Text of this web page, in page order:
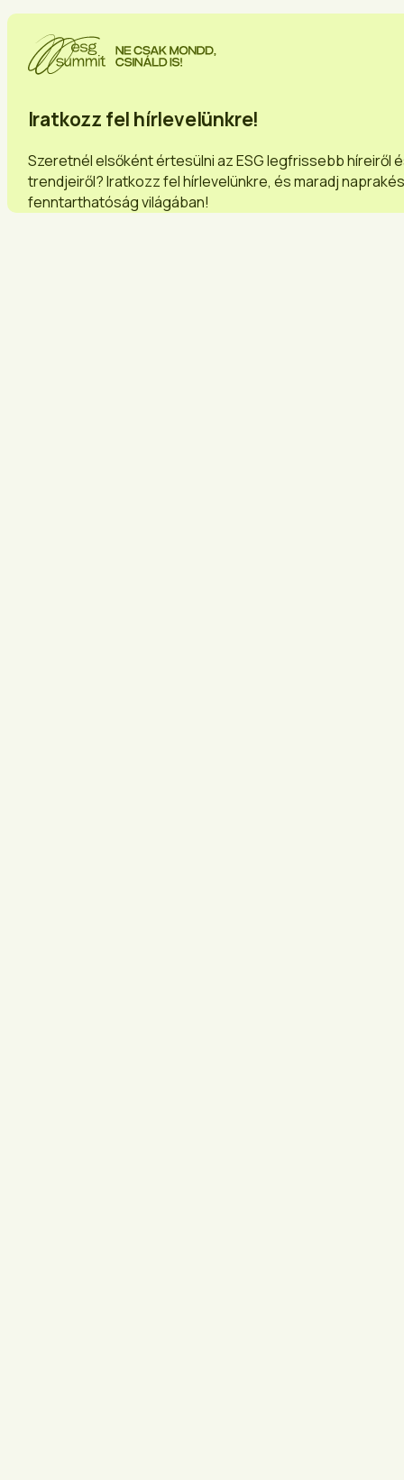
Iratkozz fel hírlevelünkre!
Szeretnél elsőként értesülni az ESG legfrissebb híreiről
trendjeiről? Iratkozz fel hírlevelünkre, és maradj
fenntarthatóság világában!